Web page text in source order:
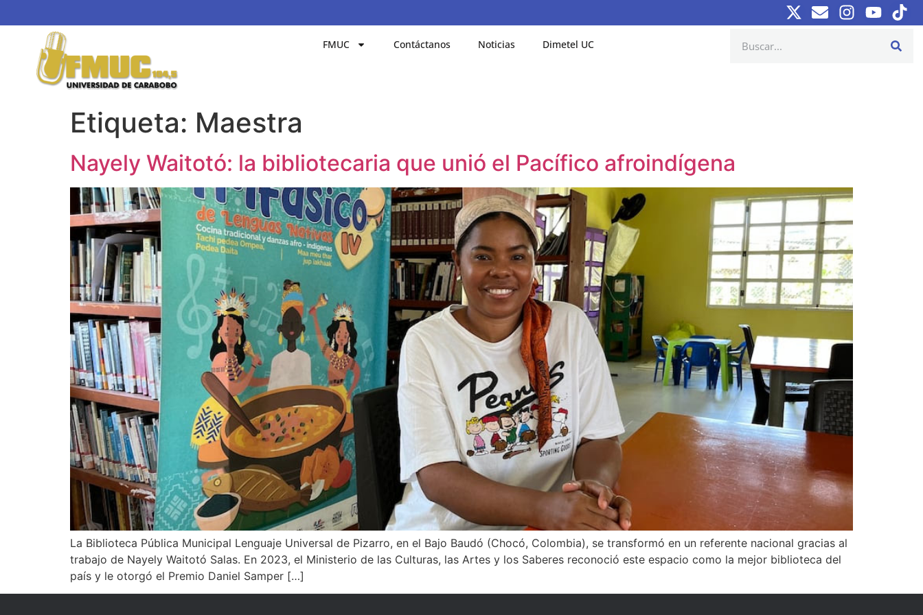
FMUC Contáctanos Noticias Dimetel UC
Etiqueta: Maestra
Nayely Waitotó: la bibliotecaria que unió el Pacífico afroindígena‎
‎‎La Biblioteca Pública Municipal Lenguaje Universal de Pizarro, en el Bajo Baudó (Chocó, Colombia), se transformó en un referente nacional gracias al
trabajo de Nayely Waitotó Salas. En 2023, el Ministerio de las Culturas, las Artes y los Saberes reconoció este espacio como la mejor biblioteca del
país y le otorgó el Premio Daniel Samper […]